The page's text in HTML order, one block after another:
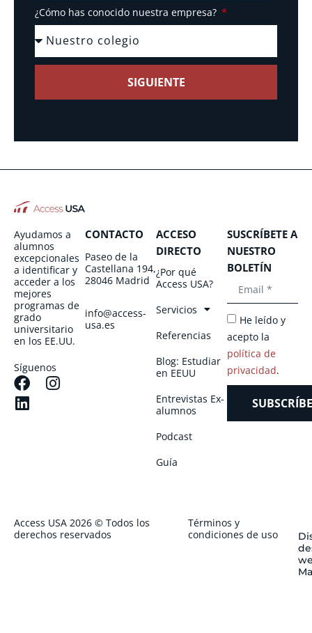
¿Cómo has conocido nuestra empresa?
SIGUIENTE
Ayudamos a
alumnos
excepcionales
a identificar y
acceder a los
mejores
programas de
grado
universitario
en los EE.UU.
Síguenos
CONTACTO
Paseo de la
Castellana 194,
28046 Madrid
info@access-
usa.es
ACCESO
DIRECTO
¿Por qué
Access USA?
Servicios
Referencias
Blog: Estudiar
en EEUU
Entrevistas Ex-
alumnos
Podcast
Guía
SUSCRÍBETE A
NUESTRO
BOLETÍN
He leído y
acepto la
política de
privacidad.
Access USA 2026 © Todos los
derechos reservados
Términos y
condiciones de uso